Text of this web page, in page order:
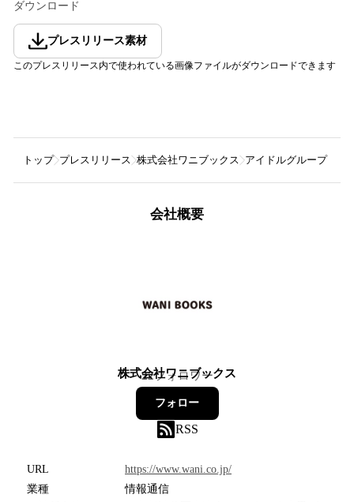
ダウンロード
プレスリリース素材
このプレスリリース内で使われている画像ファイルがダウンロードできます
トップ プレスリリース 株式会社ワニブックス アイドルグループ「カ
会社概要
株式会社ワニブックス
22フォロワー
フォロー
RSS
URL
https://www.wani.co.jp/
業種
情報通信